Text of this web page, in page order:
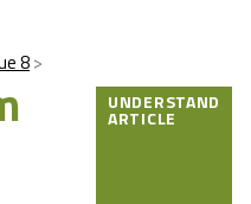
8
UNDERSTAND
ARTICLE